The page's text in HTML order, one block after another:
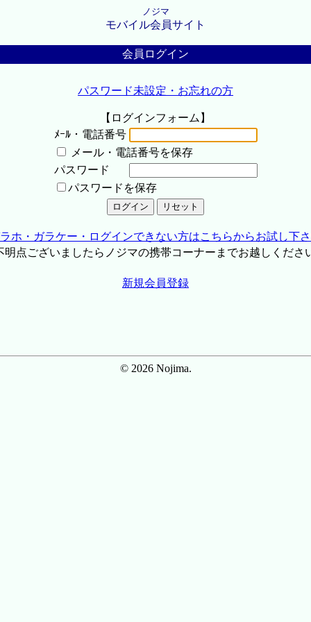
ノジマ
モバイル会員サイト
会員ログイン
パスワード未設定・お忘れの方
【ログインフォーム】
ﾒｰﾙ・電話番号
メール・電話番号を保存
パスワード
パスワードを保存
ホ・ガラケー・ログインできない方はこちらからお試し下
点ございましたらノジマの携帯コーナーまでお越しくださ
新規会員登録
© 2026 Nojima.